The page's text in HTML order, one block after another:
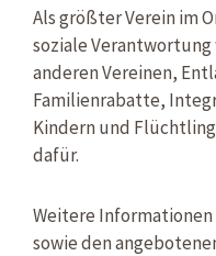
Als größter Verein im
soziale
anderen Vereinen,
Familienrabatte,
Kindern und
dafür.
Weitere
sowie den